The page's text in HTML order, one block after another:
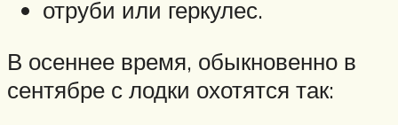
отруби или геркулес.
В осеннее время, обыкновенно в
сентябре с лодки охотятся так: